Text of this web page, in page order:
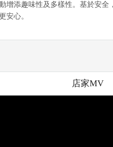
增添趣味性及多樣性。基於安全
安心。
店家MV